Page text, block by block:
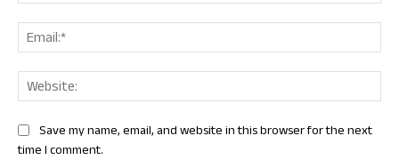
Save my name, email, and website in this browser for the next
time I comment.